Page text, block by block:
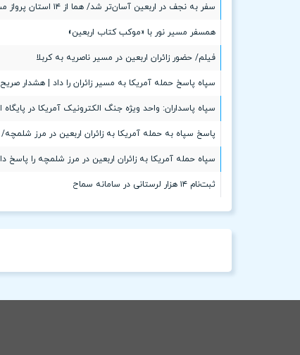
سفر به نجف در اربعین آسان‌تر شد/ هما از ۱۴ استان پرواز مستقیم دارد + لیست کامل شهرها
همسفر مسیر نور با «موکب کتاب اربعین»
فیلم/ حضور زائران اربعین در مسیر ناصریه به کربلا
سپاه پاسخ حمله آمریکا به مسیر زائران را داد | هشدار
سپاه پاسداران: واحد ویژه جنگ الکترونیک آمریکا در
پاسخ سپاه به حمله آمریکا به زائران اربعین در مرز
سپاه حمله آمریکا به زائران اربعین در مرز شلمچه را پاسخ
ثبت‌نام ۱۴ هزار لرستانی در سامانه سماح